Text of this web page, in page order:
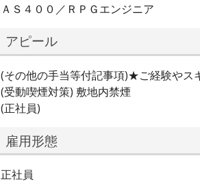
ＡＳ４００／ＲＰＧエンジニア
アピール
(その他の手当等付記事項)★ご経験やス
(受動喫煙対策) 敷地内禁煙
(正社員)
雇用形態
正社員